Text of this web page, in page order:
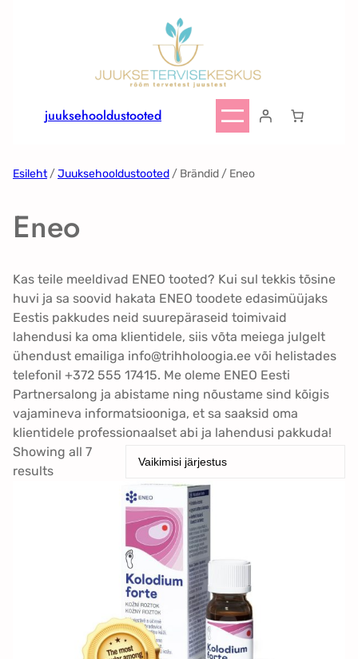
juuksehooldustooted
Esileht/Juuksehooldustooted / Brändid / Eneo
Eneo
Kas teile meeldivad ENEO tooted? Kui sul tekkis tõsine
huvi ja sa soovid hakata ENEO toodete edasimüüjaks
Eestis pakkudes neid suurepäraseid toimivaid
lahendusi ka oma klientidele, siis võta meiega julgelt
ühendust emailiga info@trihholoogia.ee või helistades
telefonil +372 555 17415. Me oleme ENEO Eesti
Partnersalong ja abistame ning nõustame sind kõigis
vajamineva informatsiooniga, et sa saaksid oma
klientidele professionaalset abi ja lahendusi pakkuda!
Showing all 7
results